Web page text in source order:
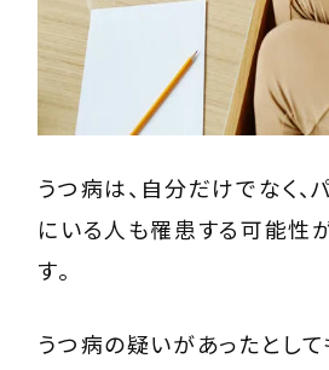
うつ病は、自分だけでなく、
にいる人も罹患する可能性
す。
うつ病の疑いがあったとし